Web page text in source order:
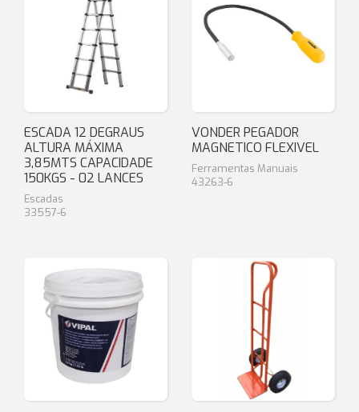
ESCADA 12 DEGRAUS
ALTURA MÁXIMA
3,85MTS CAPACIDADE
150KGS - 02 LANCES
Escadas
33557-6
VONDER PEGADOR
MAGNETICO FLEXIVEL
Ferramentas Manuais
43263-6